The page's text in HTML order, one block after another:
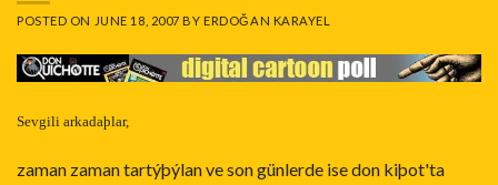
POSTED ON JUNE 18, 2007 BYERDOĞAN KARAYEL
Sevgili arkadaþlar,
zaman zaman tartýþýlan ve son günlerde ise don kiþot'ta